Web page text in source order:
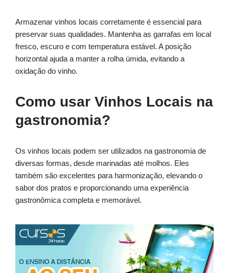
Armazenar vinhos locais corretamente é essencial para
preservar suas qualidades. Mantenha as garrafas em local
fresco, escuro e com temperatura estável. A posição
horizontal ajuda a manter a rolha úmida, evitando a
oxidação do vinho.
Como usar Vinhos Locais na
gastronomia?
Os vinhos locais podem ser utilizados na gastronomia de
diversas formas, desde marinadas até molhos. Eles
também são excelentes para harmonização, elevando o
sabor dos pratos e proporcionando uma experiência
gastronômica completa e memorável.